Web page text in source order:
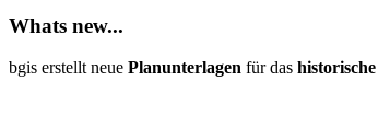
Whats new...
bgis erstellt neue Planunterlagen für das